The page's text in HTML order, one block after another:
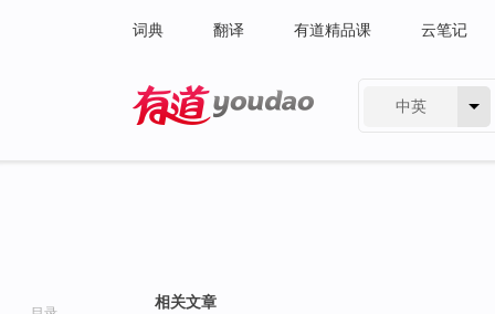
词典 翻译 有道精品课 云笔记
中英
相关文章